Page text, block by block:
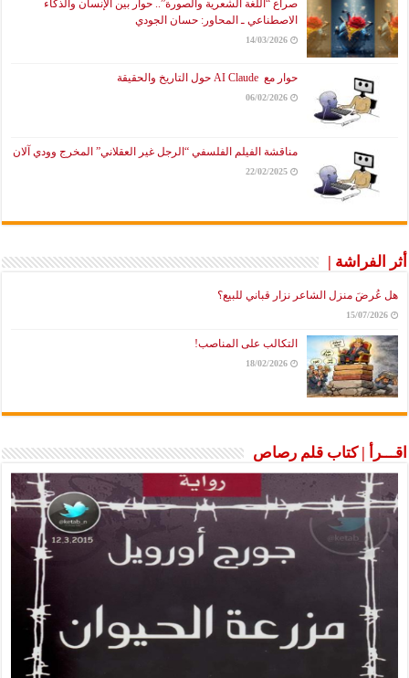
صراع “اللغة الشعرية والصورة”.. حوار بين الإنسان والذكاء
الاصطناعي ـ المحاور: حسان الجودي
14/03/2026
حوار مع AI Claude حول التاريخ والحقيقة
06/02/2026
مناقشة الفيلم الفلسفي “الرجل غير العقلاني” المخرج وودي آلان
22/02/2025
أثر الفراشة |
هل عُرضَ منزل الشاعر نزار قباني للبيع؟
15/07/2026
التكالب على المناصب!
18/02/2026
اقـــرأ | كتاب قلم رصاص